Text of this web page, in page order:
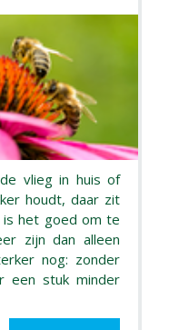
vlieg in huis of
houdt, daar zit
is het goed om te
zijn dan alleen
nog: zonder
een stuk minder